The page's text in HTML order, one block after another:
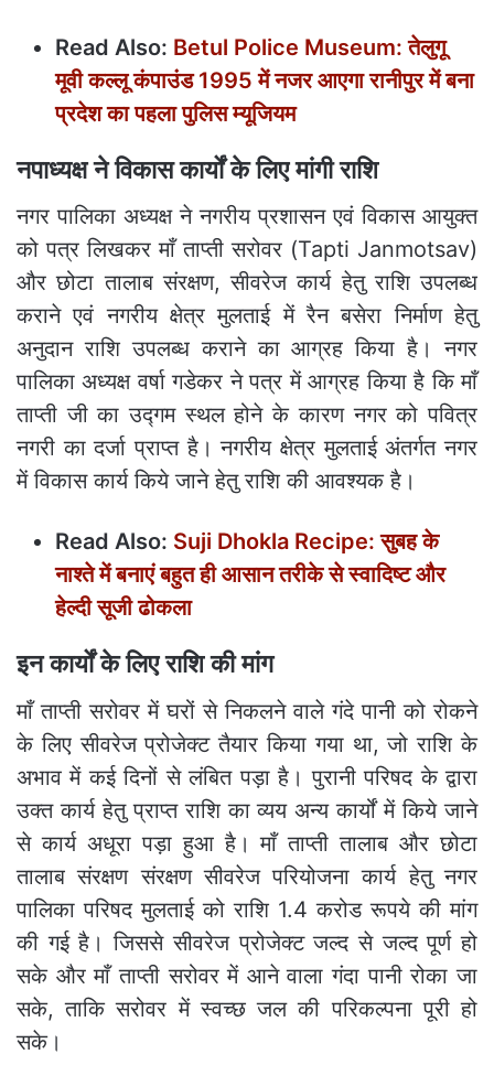
Read Also: Betul Police Museum: तेलुगू
मूवी कल्लू कंपाउंड 1995 में नजर आएगा रानीपुर में बना
प्रदेश का पहला पुलिस म्यूजियम
नपाध्यक्ष ने विकास कार्यों के लिए मांगी राशि
नगर पालिका अध्यक्ष ने नगरीय प्रशासन एवं विकास आयुक्त
को पत्र लिखकर माँ ताप्ती सरोवर (Tapti Janmotsav)
और छोटा तालाब संरक्षण, सीवरेज कार्य हेतु राशि उपलब्ध
कराने एवं नगरीय क्षेत्र मुलताई में रैन बसेरा निर्माण हेतु
अनुदान राशि उपलब्ध कराने का आग्रह किया है। नगर
पालिका अध्यक्ष वर्षा गडेकर ने पत्र में आग्रह किया है कि माँ
ताप्ती जी का उद्गम स्थल होने के कारण नगर को पवित्र
नगरी का दर्जा प्राप्त है। नगरीय क्षेत्र मुलताई अंतर्गत नगर
में विकास कार्य किये जाने हेतु राशि की आवश्यक है।
Read Also: Suji Dhokla Recipe: सुबह के
नाश्‍ते में बनाएं बहुत ही आसान तरीके से स्‍वादिष्‍ट और
हेल्‍दी सूजी ढोकला
इन कार्यों के लिए राशि की मांग
माँ ताप्ती सरोवर में घरों से निकलने वाले गंदे पानी को रोकने
के लिए सीवरेज प्रोजेक्ट तैयार किया गया था, जो राशि के
अभाव में कई दिनों से लंबित पड़ा है। पुरानी परिषद के द्वारा
उक्त कार्य हेतु प्राप्त राशि का व्यय अन्य कार्यों में किये जाने
से कार्य अधूरा पड़ा हुआ है। माँ ताप्ती तालाब और छोटा
तालाब संरक्षण संरक्षण सीवरेज परियोजना कार्य हेतु नगर
पालिका परिषद मुलताई को राशि 1.4 करोड रूपये की मांग
की गई है। जिससे सीवरेज प्रोजेक्ट जल्द से जल्द पूर्ण हो
सके और माँ ताप्ती सरोवर में आने वाला गंदा पानी रोका जा
सके, ताकि सरोवर में स्वच्छ जल की परिकल्पना पूरी हो
सके।